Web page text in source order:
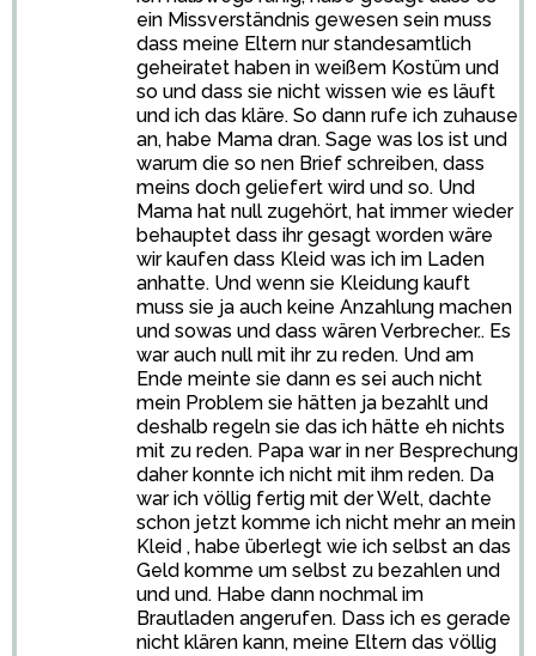
ein Missverständnis gewesen sein muss
dass meine Eltern nur standesamtlich
geheiratet haben in weißem Kostüm und
so und dass sie nicht wissen wie es läuft
und ich das kläre. So dann rufe ich zuhause
an, habe Mama dran. Sage was los ist und
warum die so nen Brief schreiben, dass
meins doch geliefert wird und so. Und
Mama hat null zugehört, hat immer wieder
behauptet dass ihr gesagt worden wäre
wir kaufen dass Kleid was ich im Laden
anhatte. Und wenn sie Kleidung kauft
muss sie ja auch keine Anzahlung machen
und sowas und dass wären Verbrecher.. Es
war auch null mit ihr zu reden. Und am
Ende meinte sie dann es sei auch nicht
mein Problem sie hätten ja bezahlt und
deshalb regeln sie das ich hätte eh nichts
mit zu reden. Papa war in ner Besprechung
daher konnte ich nicht mit ihm reden. Da
war ich völlig fertig mit der Welt, dachte
schon jetzt komme ich nicht mehr an mein
Kleid , habe überlegt wie ich selbst an das
Geld komme um selbst zu bezahlen und
und und. Habe dann nochmal im
Brautladen angerufen. Dass ich es gerade
nicht klären kann, meine Eltern das völlig